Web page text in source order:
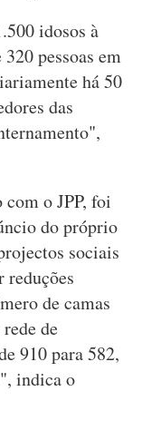
idosos à
pessoas em
há 50
das
o JPP, foi
do próprio
sociais
de camas
de
910 para 582,
indica o